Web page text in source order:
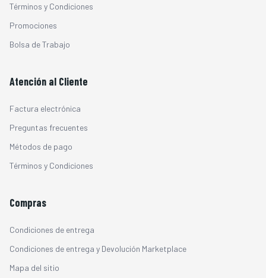
Términos y Condiciones
Promociones
Bolsa de Trabajo
Atención al Cliente
Factura electrónica
Preguntas frecuentes
Métodos de pago
Términos y Condiciones
Compras
Condiciones de entrega
Condiciones de entrega y Devolución Marketplace
Mapa del sitio